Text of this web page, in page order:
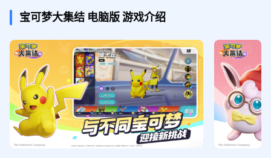
宝可梦大集结 电脑版游戏介绍